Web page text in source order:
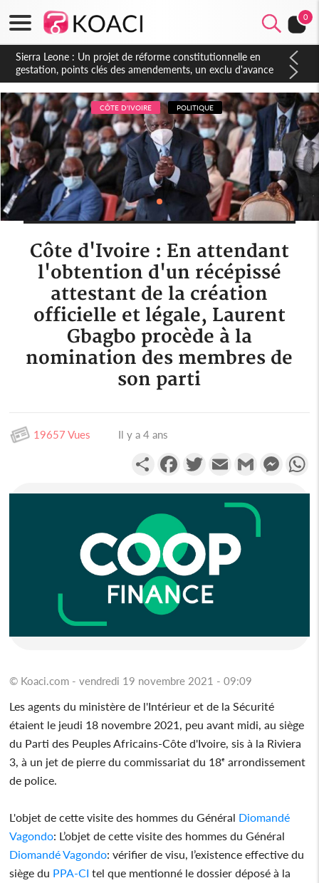
0
Sierra Leone : Un projet de réforme constitutionnelle en
gestation, points clés des amendements, un exclu d'avance
CÔTE D'IVOIRE POLITIQUE
Côte d'Ivoire : En attendant
l'obtention d'un récépissé
attestant de la création
officielle et légale, Laurent
Gbagbo procède à la
nomination des membres de
son parti
19657 Vues Il y a 4 ans
PartagerFacebookTwitterEmail Gmail
© Koaci.com - vendredi 19 novembre 2021 - 09:09
Les agents du ministère de l'Intérieur et de la Sécurité
étaient le jeudi 18 novembre 2021, peu avant midi, au siège
du Parti des Peuples Africains-Côte d'Ivoire, sis à la Riviera
3, à un jet de pierre du commissariat du 18ᵉ arrondissement
de police.
L'objet de cette visite des hommes du Général Diomandé
Vagondo: L’objet de cette visite des hommes du Général
Diomandé Vagondo: vérifier de visu, l’existence effective du
siège du PPA-CI tel que mentionné le dossier déposé à la